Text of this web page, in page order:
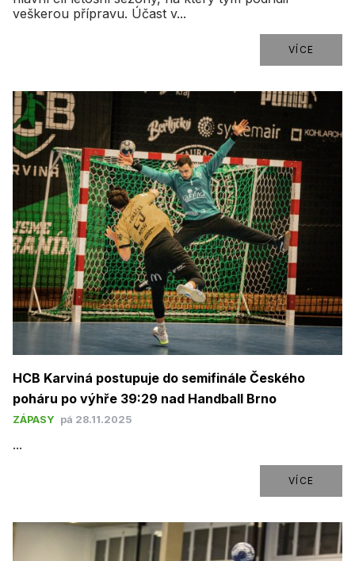
veškerou přípravu. Účast v...
VÍCE
HCB Karviná postupuje do semifinále Českého
poháru po výhře 39:29 nad Handball Brno
ZÁPASY pá 28.11.2025
...
VÍCE